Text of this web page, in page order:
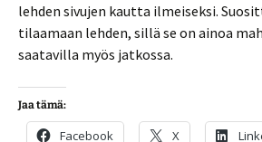
lehden sivujen kautta ilmeiseksi.
tilaamaan lehden, sillä se on ainoa
saatavilla myös jatkossa.
Jaa tämä:
Facebook X